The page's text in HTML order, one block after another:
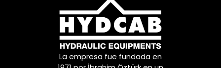
La empresa fue fundada en